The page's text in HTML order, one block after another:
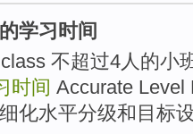
学习时间
不超过4人的小
时间 Accurate Level
化水平分级和目标